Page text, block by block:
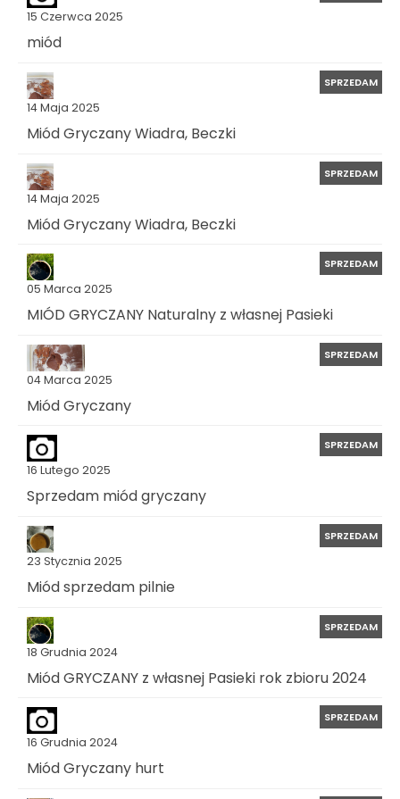
15 Czerwca 2025
miód
14 Maja 2025
SPRZEDAM
Miód Gryczany Wiadra, Beczki
14 Maja 2025
SPRZEDAM
Miód Gryczany Wiadra, Beczki
05 Marca 2025
SPRZEDAM
MIÓD GRYCZANY Naturalny z własnej Pasieki
04 Marca 2025
SPRZEDAM
Miód Gryczany
16 Lutego 2025
SPRZEDAM
Sprzedam miód gryczany
23 Stycznia 2025
SPRZEDAM
Miód sprzedam pilnie
18 Grudnia 2024
SPRZEDAM
Miód GRYCZANY z własnej Pasieki rok zbioru 2024
16 Grudnia 2024
SPRZEDAM
Miód Gryczany hurt